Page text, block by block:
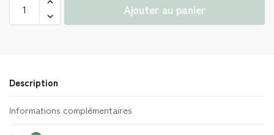
Ajouter au panier
Description
Informations complémentaires